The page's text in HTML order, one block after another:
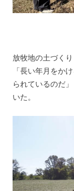
放牧地の土づく
「長い年月をか
られているのだ
いた。